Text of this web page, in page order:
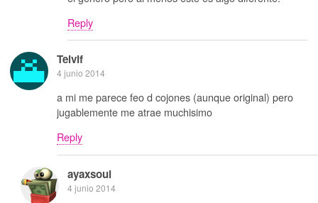
Reply
Telvif
4 junio 2014
a mi me parece feo d cojones (aunque original) pero
jugablemente me atrae muchisimo
Reply
ayaxsoul
4 junio 2014